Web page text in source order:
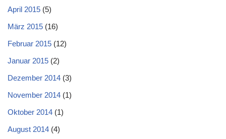
April 2015 (5)
März 2015 (16)
Februar 2015 (12)
Januar 2015 (2)
Dezember 2014 (3)
November 2014 (1)
Oktober 2014 (1)
August 2014 (4)